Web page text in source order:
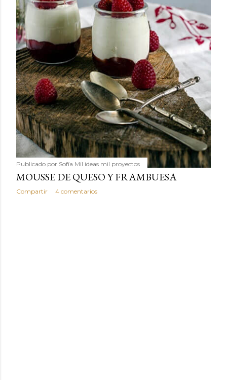
Publicado por Sofía Mil ideas mil proyectos
MOUSSE DE QUESO Y FRAMBUESA
Compartir 4 comentarios